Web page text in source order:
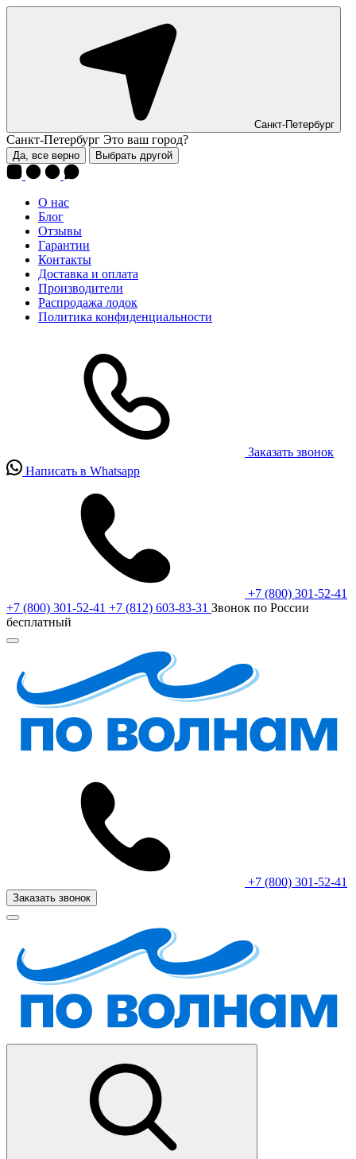
Санкт-Петербург
Санкт-Петербург Это ваш город?
Да, все верно Выбрать другой
О нас
Блог
Отзывы
Гарантии
Контакты
Доставка и оплата
Производители
Распродажа лодок
Политика конфиденциальности
Заказать звонок
Написать в Whatsapp
+7 (800) 301-52-41
+7 (800) 301-52-41 +7 (812) 603-83-31 Звонок по России
бесплатный
+7 (800) 301-52-41
Заказать звонок